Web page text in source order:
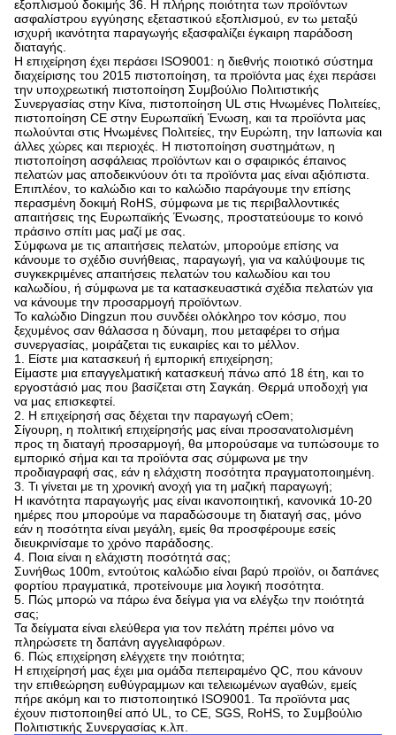
εξοπλισμού δοκιμής 36. Η πλήρης ποιότητα των προϊόντων
ασφαλίστρου εγγύησης εξεταστικού εξοπλισμού, εν τω μεταξύ
ισχυρή ικανότητα παραγωγής εξασφαλίζει έγκαιρη παράδοση
διαταγής.
Η επιχείρηση έχει περάσει ISO9001: η διεθνής ποιοτικό σύστημα
διαχείρισης του 2015 πιστοποίηση, τα προϊόντα μας έχει περάσει
την υποχρεωτική πιστοποίηση Συμβούλιο Πολιτιστικής
Συνεργασίας στην Κίνα, πιστοποίηση UL στις Ηνωμένες Πολιτείες,
πιστοποίηση CE στην Ευρωπαϊκή Ένωση, και τα προϊόντα μας
πωλούνται στις Ηνωμένες Πολιτείες, την Ευρώπη, την Ιαπωνία και
άλλες χώρες και περιοχές. Η πιστοποίηση συστημάτων, η
πιστοποίηση ασφάλειας προϊόντων και ο σφαιρικός έπαινος
πελατών μας αποδεικνύουν ότι τα προϊόντα μας είναι αξιόπιστα.
Επιπλέον, το καλώδιο και το καλώδιο παράγουμε την επίσης
περασμένη δοκιμή RoHS, σύμφωνα με τις περιβαλλοντικές
απαιτήσεις της Ευρωπαϊκής Ένωσης, προστατεύουμε το κοινό
πράσινο σπίτι μας μαζί με σας.
Σύμφωνα με τις απαιτήσεις πελατών, μπορούμε επίσης να
κάνουμε το σχέδιο συνήθειας, παραγωγή, για να καλύψουμε τις
συγκεκριμένες απαιτήσεις πελατών του καλωδίου και του
καλωδίου, ή σύμφωνα με τα κατασκευαστικά σχέδια πελατών για
να κάνουμε την προσαρμογή προϊόντων.
Το καλώδιο Dingzun που συνδέει ολόκληρο τον κόσμο, που
ξεχυμένος σαν θάλασσα η δύναμη, που μεταφέρει το σήμα
συνεργασίας, μοιράζεται τις ευκαιρίες και το μέλλον.
1. Είστε μια κατασκευή ή εμπορική επιχείρηση;
Είμαστε μια επαγγελματική κατασκευή πάνω από 18 έτη, και το
εργοστάσιό μας που βασίζεται στη Σαγκάη. Θερμά υποδοχή για
να μας επισκεφτεί.
2. Η επιχείρησή σας δέχεται την παραγωγή cOem;
Σίγουρη, η πολιτική επιχείρησής μας είναι προσανατολισμένη
προς τη διαταγή προσαρμογή, θα μπορούσαμε να τυπώσουμε το
εμπορικό σήμα και τα προϊόντα σας σύμφωνα με την
προδιαγραφή σας, εάν η ελάχιστη ποσότητα πραγματοποιημένη.
3. Τι γίνεται με τη χρονική ανοχή για τη μαζική παραγωγή;
Η ικανότητα παραγωγής μας είναι ικανοποιητική, κανονικά 10-20
ημέρες που μπορούμε να παραδώσουμε τη διαταγή σας, μόνο
εάν η ποσότητα είναι μεγάλη, εμείς θα προσφέρουμε εσείς
διευκρινίσαμε το χρόνο παράδοσης.
4. Ποια είναι η ελάχιστη ποσότητά σας;
Συνήθως 100m, εντούτοις καλώδιο είναι βαρύ προϊόν, οι δαπάνες
φορτίου πραγματικά, προτείνουμε μια λογική ποσότητα.
5. Πώς μπορώ να πάρω ένα δείγμα για να ελέγξω την ποιότητά
σας;
Τα δείγματα είναι ελεύθερα για τον πελάτη πρέπει μόνο να
πληρώσετε τη δαπάνη αγγελιαφόρων.
6. Πώς επιχείρηση ελέγχετε την ποιότητα;
Η επιχείρησή μας έχει μια ομάδα πεπειραμένο QC, που κάνουν
την επιθεώρηση ευθύγραμμων και τελειωμένων αγαθών, εμείς
πήρε ακόμη και το πιστοποιητικό ISO9001. Τα προϊόντα μας
έχουν πιστοποιηθεί από UL, το CE, SGS, RoHS, το Συμβούλιο
Πολιτιστικής Συνεργασίας κ.λπ.